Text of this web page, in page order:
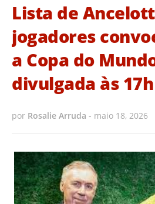
Lista de
jogadores
a Copa do
divulgada às
por Rosalie Arruda - maio 18, 2026